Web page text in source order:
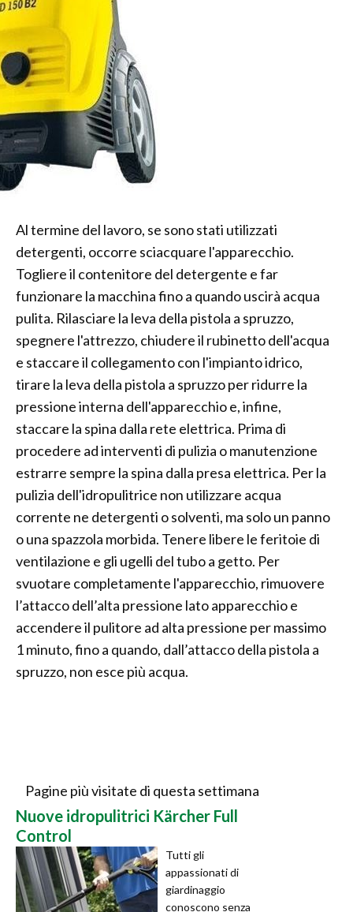
Al termine del lavoro, se sono stati utilizzati
detergenti, occorre sciacquare l'apparecchio.
Togliere il contenitore del detergente e far
funzionare la macchina fino a quando uscirà acqua
pulita. Rilasciare la leva della pistola a spruzzo,
spegnere l'attrezzo, chiudere il rubinetto dell'acqua
e staccare il collegamento con l'impianto idrico,
tirare la leva della pistola a spruzzo per ridurre la
pressione interna dell'apparecchio e, infine,
staccare la spina dalla rete elettrica. Prima di
procedere ad interventi di pulizia o manutenzione
estrarre sempre la spina dalla presa elettrica. Per la
pulizia dell'idropulitrice non utilizzare acqua
corrente ne detergenti o solventi, ma solo un panno
o una spazzola morbida. Tenere libere le feritoie di
ventilazione e gli ugelli del tubo a getto. Per
svuotare completamente l'apparecchio, rimuovere
l’attacco dell’alta pressione lato apparecchio e
accendere il pulitore ad alta pressione per massimo
1 minuto, fino a quando, dall’attacco della pistola a
spruzzo, non esce più acqua.
Pagine più visitate di questa settimana
Nuove idropulitrici Kärcher Full
Control
Tutti gli
appassionati di
giardinaggio
conoscono senza